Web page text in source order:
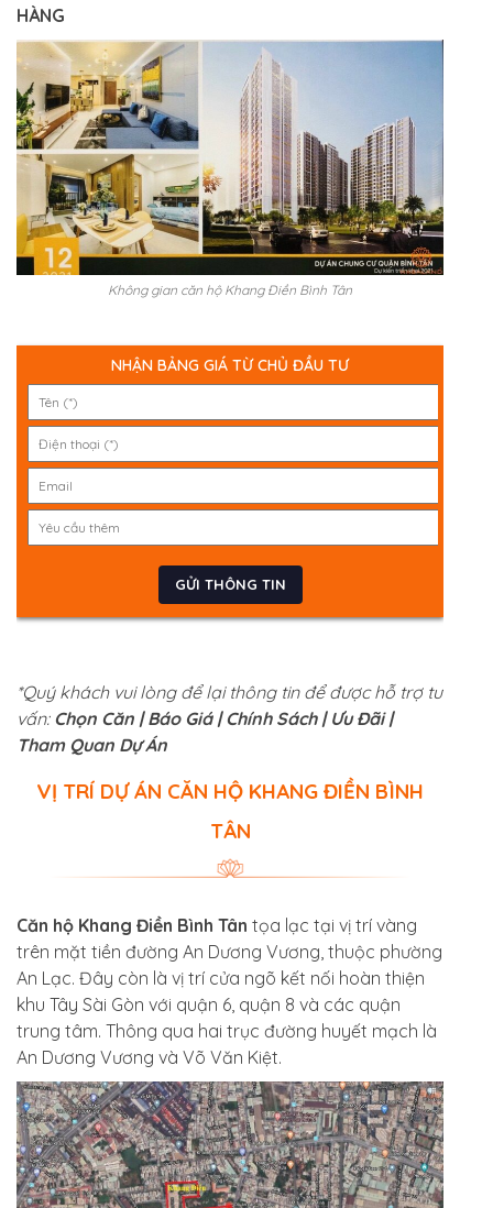
HÀNG
Không gian căn hộ Khang Điền Bình Tân
NHẬN BẢNG GIÁ TỪ CHỦ ĐẦU TƯ
*Quý khách vui lòng để lại thông tin để được hỗ trợ tư
vấn: Chọn Căn | Báo Giá | Chính Sách | Ưu Đãi |
Tham Quan Dự Án
VỊ TRÍ DỰ ÁN CĂN HỘ KHANG ĐIỀN BÌNH
TÂN
Căn hộ Khang Điền Bình Tân tọa lạc tại vị trí vàng
trên mặt tiền đường An Dương Vương, thuộc phường
An Lạc. Đây còn là vị trí cửa ngõ kết nối hoàn thiện
khu Tây Sài Gòn với quận 6, quận 8 và các quận
trung tâm. Thông qua hai trục đường huyết mạch là
An Dương Vương và Võ Văn Kiệt.